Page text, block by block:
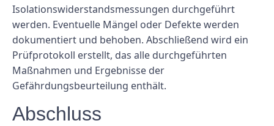
Isolationswiderstandsmessungen durchgeführt
werden. Eventuelle Mängel oder Defekte werden
dokumentiert und behoben. Abschließend wird ein
Prüfprotokoll erstellt, das alle durchgeführten
Maßnahmen und Ergebnisse der
Gefährdungsbeurteilung enthält.
Abschluss